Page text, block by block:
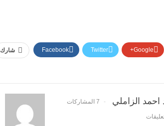
شارك Facebook Twitter Google+
احمد الزاملي 7 المشاركات